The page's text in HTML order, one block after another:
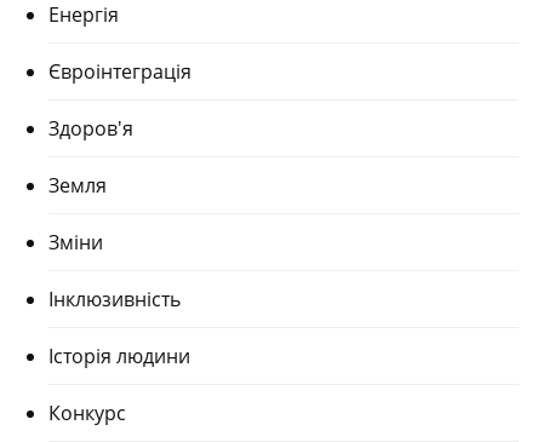
Енергія
Євроінтеграція
Здоров'я
Земля
Зміни
Інклюзивність
Історія людини
Конкурс